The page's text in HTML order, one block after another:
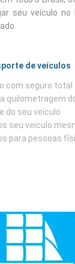
seu veículo no
de veículos
com seguro total
quilometragem
do seu veículo
seu veiculo
para pessoas